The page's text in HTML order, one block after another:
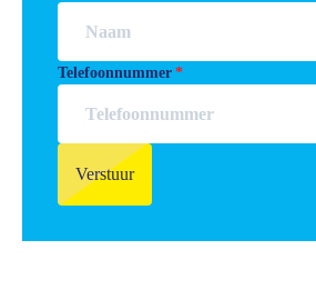
Telefoonnummer
Verstuur